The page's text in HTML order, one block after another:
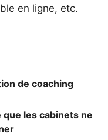
en ligne, etc.
de coaching
les cabinets ne